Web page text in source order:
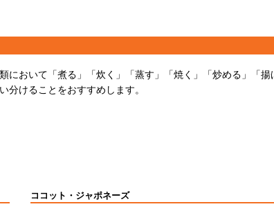
において「煮る」「炊く」「蒸す」「焼く」「炒める」「
分けることをおすすめします。
ココット・ジャポネーズ